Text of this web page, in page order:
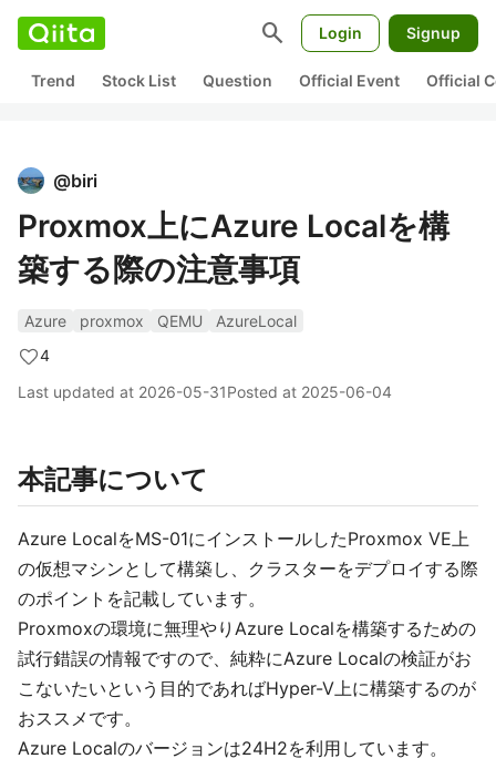
search Login Signup
Trend Stock List Question Official Event Official
@biri
Proxmox上にAzure Localを構
築する際の注意事項
Azure proxmox QEMU
AzureLocal
4
Last updated at 2026-05-31Posted at 2025-06-04
本記事について
Azure LocalをMS-01にインストールしたProxmox VE上
の仮想マシンとして構築し、クラスターをデプロイする際
のポイントを記載しています。
Proxmoxの環境に無理やりAzure Localを構築するための
試行錯誤の情報ですので、純粋にAzure Localの検証がお
こないたいという目的であればHyper-V上に構築するのが
おススメです。
Azure Localのバージョンは24H2を利用しています。